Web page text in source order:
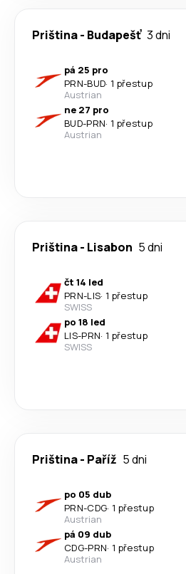
Priština- Budapešť 3 dni
pá 25 pro
PRN-BUD· 1 přestup
Austrian
ne 27 pro
BUD-PRN· 1 přestup
Austrian
Priština- Lisabon 5 dni
čt 14 led
PRN-LIS· 1 přestup
SWISS
po 18 led
LIS-PRN· 1 přestup
SWISS
Priština- Paříž 5 dni
po 05 dub
PRN-CDG· 1 přestup
Austrian
pá 09 dub
CDG-PRN· 1 přestup
Austrian